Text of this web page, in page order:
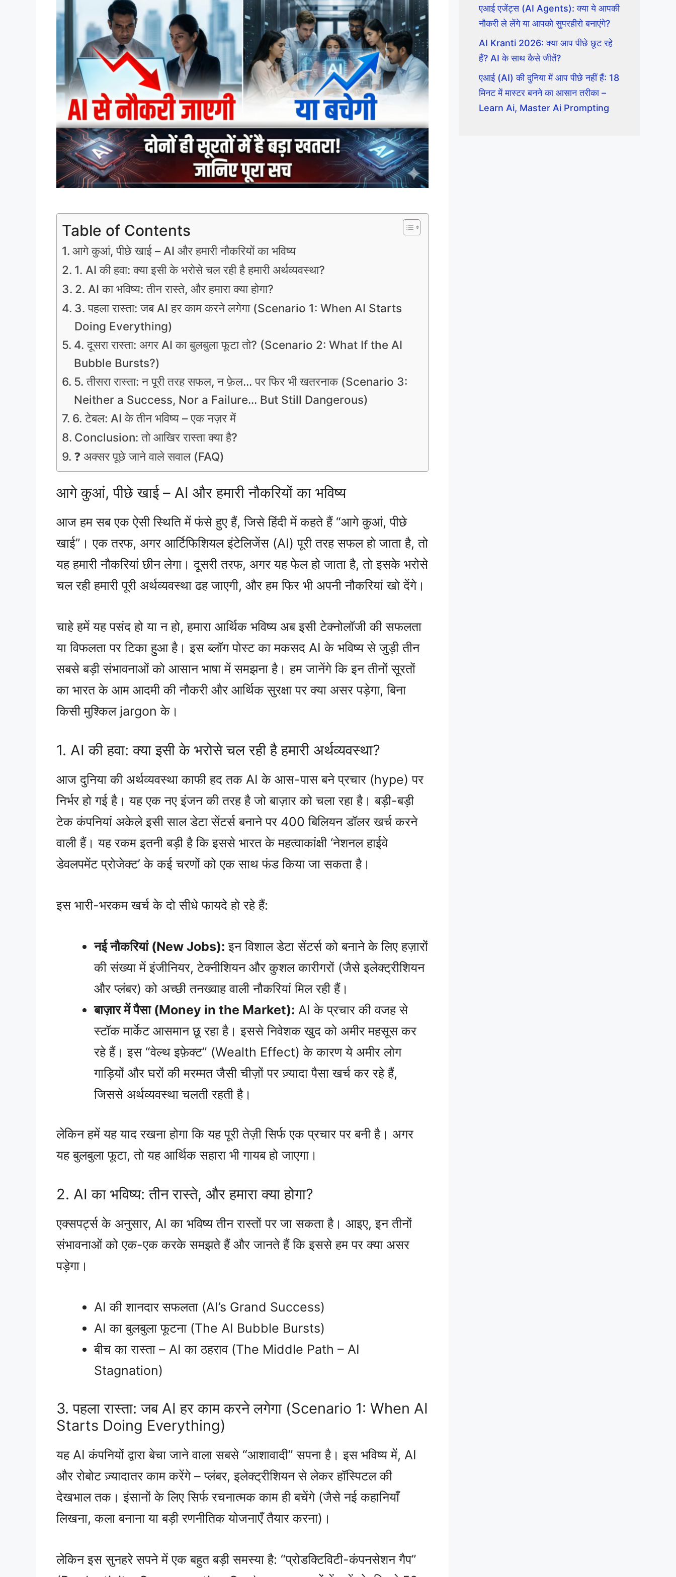
Table of Contents
आगे कुआं, पीछे खाई – AI और हमारी नौकरियों का भविष्य
1. AI की हवा: क्या इसी के भरोसे चल रही है हमारी अर्थव्यवस्था?
2. AI का भविष्य: तीन रास्ते, और हमारा क्या होगा?
3. पहला रास्ता: जब AI हर काम करने लगेगा (Scenario 1: When AI Starts
Doing Everything)
4. दूसरा रास्ता: अगर AI का बुलबुला फूटा तो? (Scenario 2: What If the AI
Bubble Bursts?)
5. तीसरा रास्ता: न पूरी तरह सफल, न फ़ेल… पर फिर भी खतरनाक (Scenario 3:
Neither a Success, Nor a Failure… But Still Dangerous)
6. टेबल: AI के तीन भविष्य – एक नज़र में
Conclusion: तो आखिर रास्ता क्या है?
❓ अक्सर पूछे जाने वाले सवाल (FAQ)
आगे कुआं, पीछे खाई – AI और हमारी नौकरियों का भविष्य
आज हम सब एक ऐसी स्थिति में फंसे हुए हैं, जिसे हिंदी में कहते हैं “आगे कुआं, पीछे
खाई”। एक तरफ, अगर आर्टिफिशियल इंटेलिजेंस (AI) पूरी तरह सफल हो जाता है, तो
यह हमारी नौकरियां छीन लेगा। दूसरी तरफ, अगर यह फेल हो जाता है, तो इसके भरोसे
चल रही हमारी पूरी अर्थव्यवस्था ढह जाएगी, और हम फिर भी अपनी नौकरियां खो देंगे।
चाहे हमें यह पसंद हो या न हो, हमारा आर्थिक भविष्य अब इसी टेक्नोलॉजी की सफलता
या विफलता पर टिका हुआ है। इस ब्लॉग पोस्ट का मकसद AI के भविष्य से जुड़ी तीन
सबसे बड़ी संभावनाओं को आसान भाषा में समझना है। हम जानेंगे कि इन तीनों सूरतों
का भारत के आम आदमी की नौकरी और आर्थिक सुरक्षा पर क्या असर पड़ेगा, बिना
किसी मुश्किल jargon के।
1. AI की हवा: क्या इसी के भरोसे चल रही है हमारी अर्थव्यवस्था?
आज दुनिया की अर्थव्यवस्था काफी हद तक AI के आस-पास बने प्रचार (hype) पर
निर्भर हो गई है। यह एक नए इंजन की तरह है जो बाज़ार को चला रहा है। बड़ी-बड़ी
टेक कंपनियां अकेले इसी साल डेटा सेंटर्स बनाने पर 400 बिलियन डॉलर खर्च करने
वाली हैं। यह रकम इतनी बड़ी है कि इससे भारत के महत्वाकांक्षी ‘नेशनल हाईवे
डेवलपमेंट प्रोजेक्ट’ के कई चरणों को एक साथ फंड किया जा सकता है।
इस भारी-भरकम खर्च के दो सीधे फायदे हो रहे हैं:
नई नौकरियां (New Jobs): इन विशाल डेटा सेंटर्स को बनाने के लिए हज़ारों
की संख्या में इंजीनियर, टेक्नीशियन और कुशल कारीगरों (जैसे इलेक्ट्रीशियन
और प्लंबर) को अच्छी तनख्वाह वाली नौकरियां मिल रही हैं।
बाज़ार में पैसा (Money in the Market): AI के प्रचार की वजह से
स्टॉक मार्केट आसमान छू रहा है। इससे निवेशक खुद को अमीर महसूस कर
रहे हैं। इस “वेल्थ इफ़ेक्ट” (Wealth Effect) के कारण ये अमीर लोग
गाड़ियों और घरों की मरम्मत जैसी चीज़ों पर ज़्यादा पैसा खर्च कर रहे हैं,
जिससे अर्थव्यवस्था चलती रहती है।
लेकिन हमें यह याद रखना होगा कि यह पूरी तेज़ी सिर्फ एक प्रचार पर बनी है। अगर
यह बुलबुला फूटा, तो यह आर्थिक सहारा भी गायब हो जाएगा।
2. AI का भविष्य: तीन रास्ते, और हमारा क्या होगा?
एक्सपर्ट्स के अनुसार, AI का भविष्य तीन रास्तों पर जा सकता है। आइए, इन तीनों
संभावनाओं को एक-एक करके समझते हैं और जानते हैं कि इससे हम पर क्या असर
पड़ेगा।
AI की शानदार सफलता (AI’s Grand Success)
AI का बुलबुला फूटना (The AI Bubble Bursts)
बीच का रास्ता – AI का ठहराव (The Middle Path – AI
Stagnation)
3. पहला रास्ता: जब AI हर काम करने लगेगा (Scenario 1: When AI
Starts Doing Everything)
यह AI कंपनियों द्वारा बेचा जाने वाला सबसे “आशावादी” सपना है। इस भविष्य में, AI
और रोबोट ज़्यादातर काम करेंगे – प्लंबर, इलेक्ट्रीशियन से लेकर हॉस्पिटल की
देखभाल तक। इंसानों के लिए सिर्फ रचनात्मक काम ही बचेंगे (जैसे नई कहानियाँ
लिखना, कला बनाना या बड़ी रणनीतिक योजनाएँ तैयार करना)।
लेकिन इस सुनहरे सपने में एक बहुत बड़ी समस्या है: “प्रोडक्टिविटी-कंपनसेशन गैप”
एआई एजेंट्स (AI Agents): क्या ये आपकी
नौकरी ले लेंगे या आपको सुपरहीरो बनाएंगे?
AI Kranti 2026: क्या आप पीछे छूट रहे
हैं? AI के साथ कैसे जीतें?
एआई (AI) की दुनिया में आप पीछे नहीं हैं: 18
मिनट में मास्टर बनने का आसान तरीका –
Learn Ai, Master Ai Prompting